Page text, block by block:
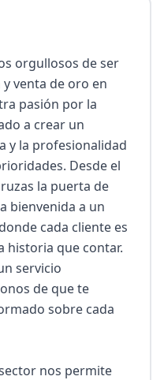
orgullosos de ser
venta de oro en
pasión por la
a crear un
y la profesionalidad
Desde el
la puerta de
bienvenida a un
cada cliente es
historia que contar.
servicio
de que te
sobre cada
nos permite